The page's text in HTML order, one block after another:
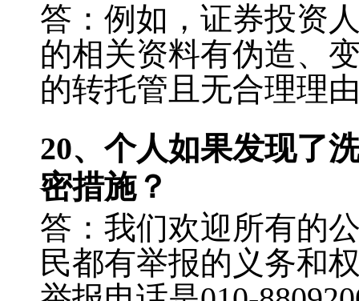
答：例如，证券投资
的相关资料有伪造、
的转托管且无合理理
20、个人如果发现了
密措施？
答：我们欢迎所有的
民都有举报的义务和